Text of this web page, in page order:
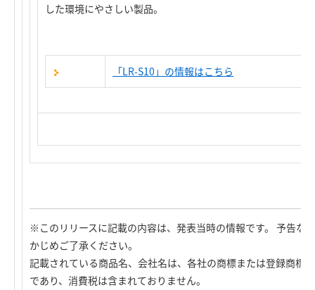
した環境にやさしい製品。
「LR-S10」の情報はこちら
※このリリースに記載の内容は、発表当時の情報です。 予告な
かじめご了承ください。
記載されている商品名、会社名は、各社の商標または登録商標
であり、消費税は含まれておりません。